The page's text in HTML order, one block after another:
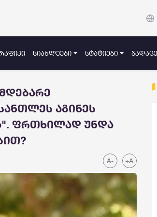
ᲡᲘᲐᲮᲚᲔᲔᲑᲘ ᲡᲢᲐᲢᲘᲔᲑᲘ
აგინეს
ფრთხილად უნდა
A- +A